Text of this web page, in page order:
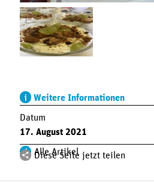
Weitere Informationen
Datum
17. August 2021
Alle Artikel
Diese Seite jetzt teilen